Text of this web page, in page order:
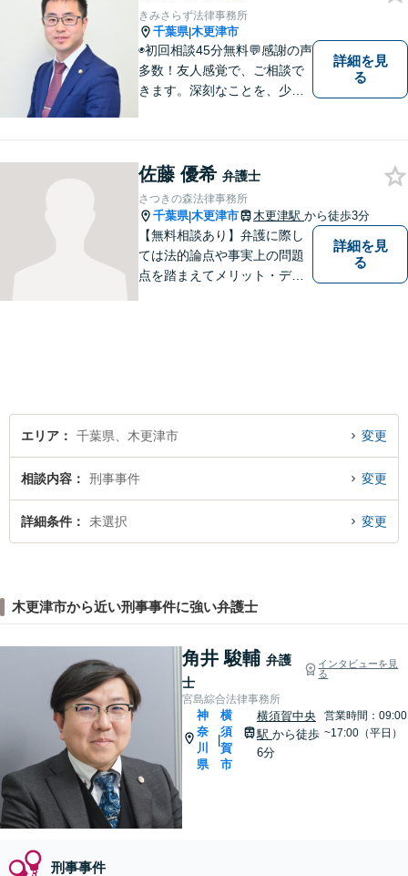
きみさらず法律事務所
千葉県|木更津市
◉初回相談45分無料💬感謝の声
多数！友人感覚で、ご相談で
きます。深刻なことを、少し
で勤務しています。お客様全
員に担当事務をつけ、スムー
ズな連絡を徹底◉
詳細を見
る
佐藤 優希 弁護士
さつきの森法律事務所
千葉県|木更津市 木更津駅 から徒歩3分
【無料相談あり】弁護に際し
ては法的論点や事実上の問題
点を踏まえてメリット・デメ
詳細を見
る
エリア 千葉県、木更津市 変更
相談内容 刑事事件 変更
詳細条件 未選択 変更
木更津市から近い刑事事件に強い弁護士
角井 駿輔 弁護
士
インタビューを見
る
宮島綜合法律事務所
神
奈
川
県
|
横
須
賀
市
横須賀中央
駅 から徒歩
6分
営業時間：09:00
~17:00（平日）
刑事事件